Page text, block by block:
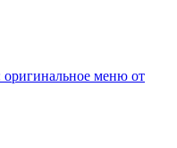
оригинальное меню от